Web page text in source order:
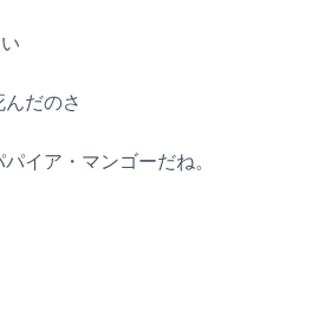
だのさ
イア・マンゴーだね。